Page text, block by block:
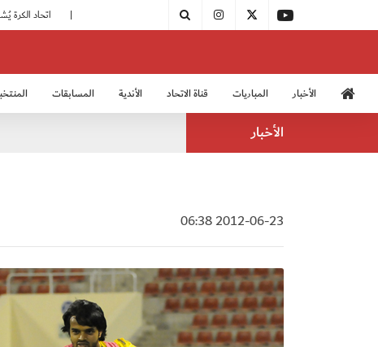
|
الأخبار المباريات قناة الاتحاد الأندية المسابقات
الأخبار
2012-06-23 06:38